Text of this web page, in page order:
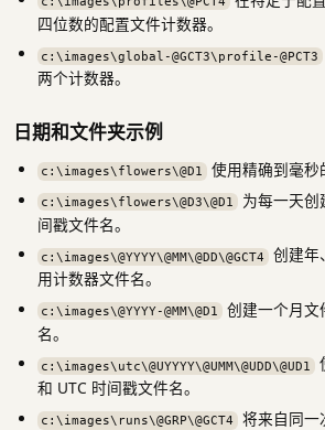
四位数的配置文件计数器。
c:\images\global-@GCT3\profile-@PCT3
两个计数器。
日期和文件夹示例
c:\images\flowers\@D1 使用精确到毫秒
c:\images\flowers\@D3\@D1
为每一天
间戳文件名。
c:\images\@YYYY\@MM\@DD\@GCT4
创建年
用计数器文件名。
c:\images\@YYYY-@MM\@D1
创建一个月文
名。
c:\images\utc\@UYYYY\@UMM\@UDD\@UD1
和 UTC 时间戳文件名。
c:\images\runs\@GRP\@GCT4
将来自同一